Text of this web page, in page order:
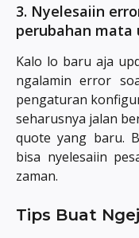
3. Nyelesaiin
perubahan mata
Kalo lo baru aja
ngalamin error
pengaturan
seharusnya jalan
quote yang baru.
bisa nyelesaiin
zaman.
Tips Buat